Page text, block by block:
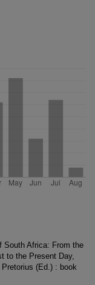
South Africa: From the
to the Present Day,
Pretorius (Ed.) : book